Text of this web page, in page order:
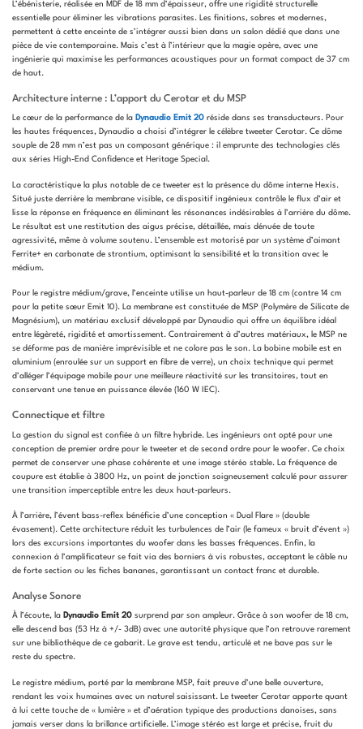
L’ébénisterie, réalisée en MDF de 18 mm d’épaisseur, offre une rigidité structurelle
essentielle pour éliminer les vibrations parasites. Les finitions, sobres et modernes,
permettent à cette enceinte de s’intégrer aussi bien dans un salon dédié que dans une
pièce de vie contemporaine. Mais c’est à l’intérieur que la magie opère, avec une
ingénierie qui maximise les performances acoustiques pour un format compact de 37 cm
de haut.
Architecture interne : L’apport du Cerotar et du MSP
Le cœur de la performance de la Dynaudio Emit 20 réside dans ses transducteurs. Pour
les hautes fréquences, Dynaudio a choisi d’intégrer le célèbre tweeter Cerotar. Ce dôme
souple de 28 mm n’est pas un composant générique : il emprunte des technologies clés
aux séries High-End Confidence et Heritage Special.
La caractéristique la plus notable de ce tweeter est la présence du dôme interne Hexis.
Situé juste derrière la membrane visible, ce dispositif ingénieux contrôle le flux d’air et
lisse la réponse en fréquence en éliminant les résonances indésirables à l’arrière du dôme.
Le résultat est une restitution des aigus précise, détaillée, mais dénuée de toute
agressivité, même à volume soutenu. L’ensemble est motorisé par un système d’aimant
Ferrite+ en carbonate de strontium, optimisant la sensibilité et la transition avec le
médium.
Pour le registre médium/grave, l’enceinte utilise un haut-parleur de 18 cm (contre 14 cm
pour la petite sœur Emit 10). La membrane est constituée de MSP (Polymère de Silicate de
Magnésium), un matériau exclusif développé par Dynaudio qui offre un équilibre idéal
entre légèreté, rigidité et amortissement. Contrairement à d’autres matériaux, le MSP ne
se déforme pas de manière imprévisible et ne colore pas le son. La bobine mobile est en
aluminium (enroulée sur un support en fibre de verre), un choix technique qui permet
d’alléger l’équipage mobile pour une meilleure réactivité sur les transitoires, tout en
conservant une tenue en puissance élevée (160 W IEC).
Connectique et filtre
La gestion du signal est confiée à un filtre hybride. Les ingénieurs ont opté pour une
conception de premier ordre pour le tweeter et de second ordre pour le woofer. Ce choix
permet de conserver une phase cohérente et une image stéréo stable. La fréquence de
coupure est établie à 3800 Hz, un point de jonction soigneusement calculé pour assurer
une transition imperceptible entre les deux haut-parleurs.
À l’arrière, l’évent bass-reflex bénéficie d’une conception « Dual Flare » (double
évasement). Cette architecture réduit les turbulences de l’air (le fameux « bruit d’évent »)
lors des excursions importantes du woofer dans les basses fréquences. Enfin, la
connexion à l’amplificateur se fait via des borniers à vis robustes, acceptant le câble nu
de forte section ou les fiches bananes, garantissant un contact franc et durable.
Analyse Sonore
À l’écoute, la Dynaudio Emit 20 surprend par son ampleur. Grâce à son woofer de 18 cm,
elle descend bas (53 Hz à +/- 3dB) avec une autorité physique que l’on retrouve rarement
sur une bibliothèque de ce gabarit. Le grave est tendu, articulé et ne bave pas sur le
reste du spectre.
Le registre médium, porté par la membrane MSP, fait preuve d’une belle ouverture,
rendant les voix humaines avec un naturel saisissant. Le tweeter Cerotar apporte quant
à lui cette touche de « lumière » et d’aération typique des productions danoises, sans
jamais verser dans la brillance artificielle. L’image stéréo est large et précise, fruit du